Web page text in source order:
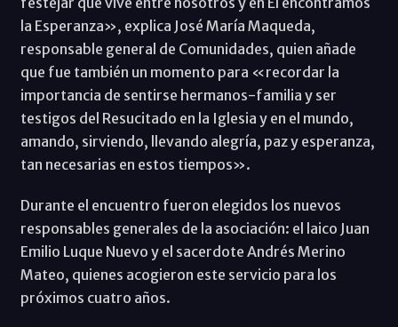
la Esperanza», explica José María Maqueda,
responsable general de Comunidades, quien añade
que fue también un momento para «recordar la
importancia de sentirse hermanos-familia y ser
testigos del Resucitado en la Iglesia y en el mundo,
amando, sirviendo, llevando alegría, paz y esperanza,
tan necesarias en estos tiempos».
Durante el encuentro fueron elegidos los nuevos
responsables generales de la asociación: el laico Juan
Emilio Luque Nuevo y el sacerdote Andrés Merino
Mateo, quienes acogieron este servicio para los
próximos cuatro años.